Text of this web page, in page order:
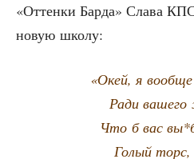
«Оттен­ки Бар­да» Сла­ва
новую школу:
«Окей, я
Ради ваше­го
Что б вас
Голый торс,